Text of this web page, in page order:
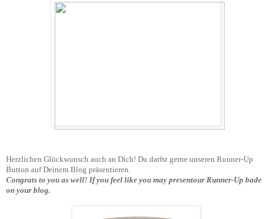
Herzlichen Glückwunsch auch an Dich! Du darfst gerne unseren Runner-Up
Button auf Deinem Blog präsentieren.
Congrats to you as well! If you feel like you may presentour Runner-Up bade
on your blog.